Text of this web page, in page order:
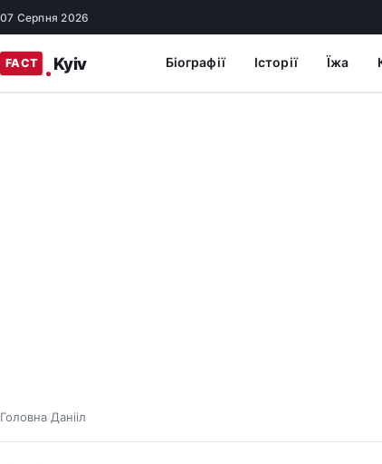
07 Серпня 2026
Біографії Історії Їжа
Головна/ Данііл